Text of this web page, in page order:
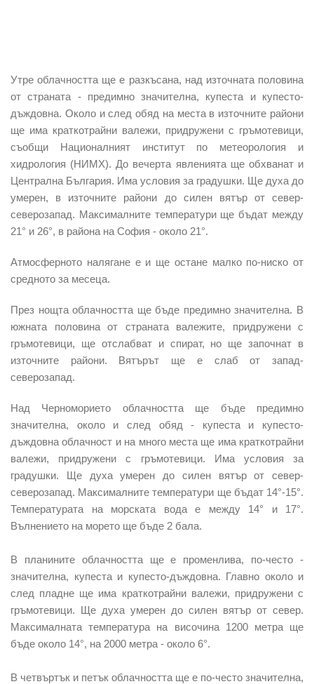
Утре облачността ще е разкъсана, над източната половина
от страната - предимно значителна, купеста и купесто-
дъждовна. Около и след обяд на места в източните райони
ще има краткотрайни валежи, придружени с гръмотевици,
съобщи Националният институт по метеорология и
хидрология (НИМХ). До вечерта явленията ще обхванат и
Централна България. Има условия за градушки. Ще духа до
умерен, в източните райони до силен вятър от север-
северозапад. Максималните температури ще бъдат между
21° и 26°, в района на София - около 21°.
Атмосферното налягане е и ще остане малко по-ниско от
средното за месеца.
През нощта облачността ще бъде предимно значителна. В
южната половина от страната валежите, придружени с
гръмотевици, ще отслабват и спират, но ще започнат в
източните райони. Вятърът ще е слаб от запад-
северозапад.
Над Черноморието облачността ще бъде предимно
значителна, около и след обяд - купеста и купесто-
дъждовна облачност и на много места ще има краткотрайни
валежи, придружени с гръмотевици. Има условия за
градушки. Ще духа умерен до силен вятър от север-
северозапад. Максималните температури ще бъдат 14°-15°.
Температурата на морската вода е между 14° и 17°.
Вълнението на морето ще бъде 2 бала.
В планините облачността ще е променлива, по-често -
значителна, купеста и купесто-дъждовна. Главно около и
след пладне ще има краткотрайни валежи, придружени с
гръмотевици. Ще духа умерен до силен вятър от север.
Максималната температура на височина 1200 метра ще
бъде около 14°, на 2000 метра - около 6°.
В четвъртък и петък облачността ще е по-често значителна,